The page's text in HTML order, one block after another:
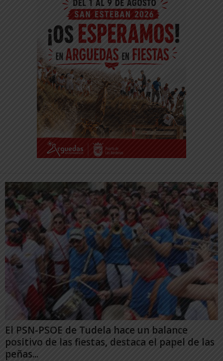
El PSN-PSOE de Tudela hace un balance
positivo de las fiestas, destaca el papel de las
peñas...